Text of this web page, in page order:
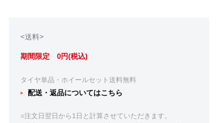
<送料>
期間限定 0円(税込)
タイヤ単品・ホイールセット送料無料
配送・返品についてはこちら
○注文日翌日から1日と計算させていただきます。